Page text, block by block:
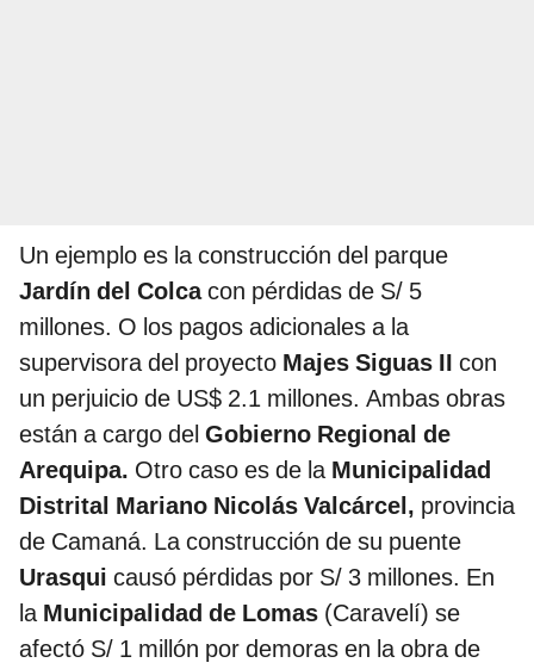
Un ejemplo es la construcción del parque
Jardín del Colcacon pérdidas de S/ 5
millones. O los pagos adicionales a la
supervisora del proyecto Majes Siguas II con
un perjuicio de US$ 2.1 millones. Ambas obras
están a cargo del Gobierno Regional de
Arequipa. Otro caso es de la Municipalidad
Distrital Mariano Nicolás Valcárcel, provincia
de Camaná. La construcción de su puente
Urasqui causó pérdidas por S/ 3 millones. En
la Municipalidad de Lomas (Caravelí) se
afectó S/ 1 millón por demoras en la obra de